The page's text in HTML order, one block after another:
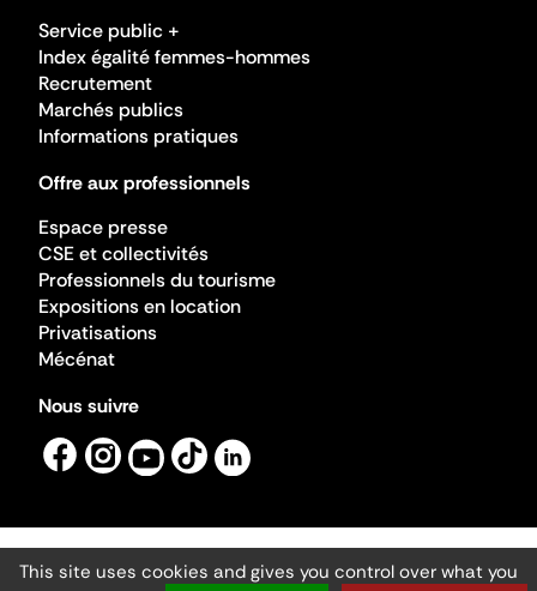
Service public +
Index égalité femmes-hommes
Recrutement
Marchés publics
Informations pratiques
Offre aux professionnels
Espace presse
CSE et collectivités
Professionnels du tourisme
Expositions en location
Privatisations
Mécénat
Nous suivre
Mentions légales
This site uses cookies and gives you control over what you